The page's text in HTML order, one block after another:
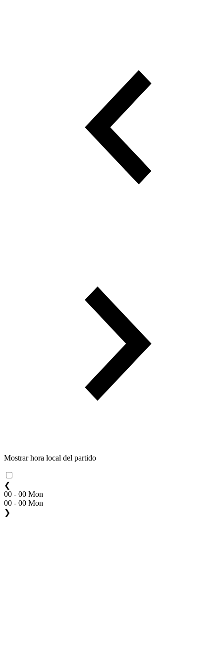
Mostrar hora local del partido
❮
00 - 00 Mon
00 - 00 Mon
❯